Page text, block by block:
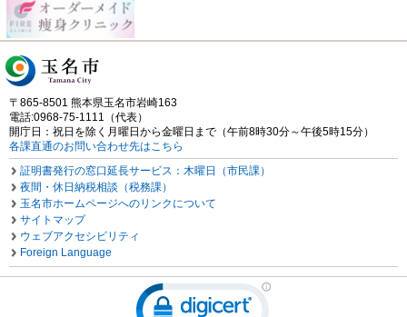
〒865-8501 熊本県玉名市岩崎163
電話:0968-75-1111（代表）
開庁日：祝日を除く月曜日から金曜日まで（午前8時30分～午後5時15分）
各課直通のお問い合わせ先はこちら
証明書発行の窓口延長サービス：木曜日（市民課）
夜間・休日納税相談（税務課）
玉名市ホームページへのリンクについて
サイトマップ
ウェブアクセシビリティ
Foreign Language